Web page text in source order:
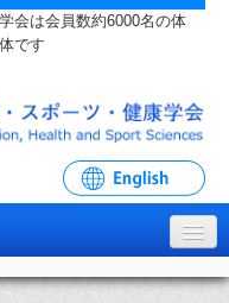
会は会員数約6000名の体
です